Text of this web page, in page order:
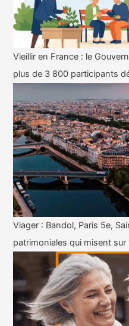
Vieillir en France : le
plus de 3 800 participants
Viager : Bandol, Paris 5e,
patrimoniales qui misent sur